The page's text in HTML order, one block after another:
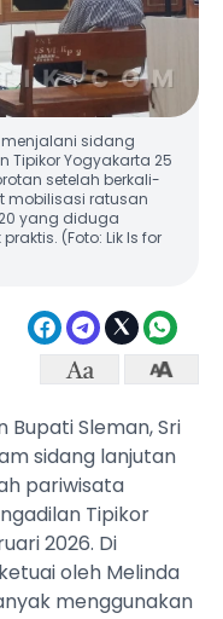
menjalani sidang
Tipikor Yogyakarta 25
setelah berkali-
mobilisasi ratusan
yang diduga
(Foto: Lik Is for
Bupati Sleman, Sri
sidang lanjutan
pariwisata
Tipikor
2026. Di
oleh Melinda
menggunakan